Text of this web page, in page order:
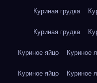
Куриная грудка
Куриная грудка
Куриное яйцо Куриное
Куриное яйцо Куриное